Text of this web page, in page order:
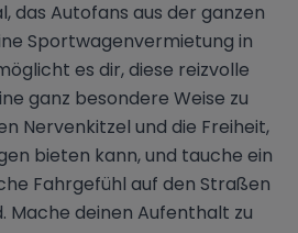
das Autofans aus der ganzen
Sportwagenvermietung in
es dir, diese reizvolle
ganz besondere Weise zu
Nervenkitzel und die Freiheit,
bieten kann, und tauche ein
Fahrgefühl auf den Straßen
Mache deinen Aufenthalt zu